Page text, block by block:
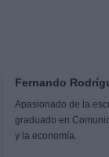
Fernando
Apasionado de la
graduado en
y la economía.